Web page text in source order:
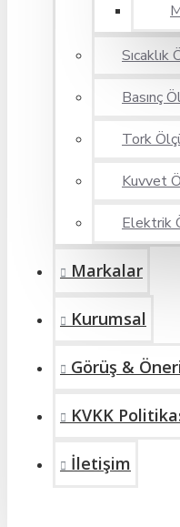
Basınç
Tork
Kuvvet
Elektrik
Markalar
Kurumsal
Görüş &
KVKK
İletişim